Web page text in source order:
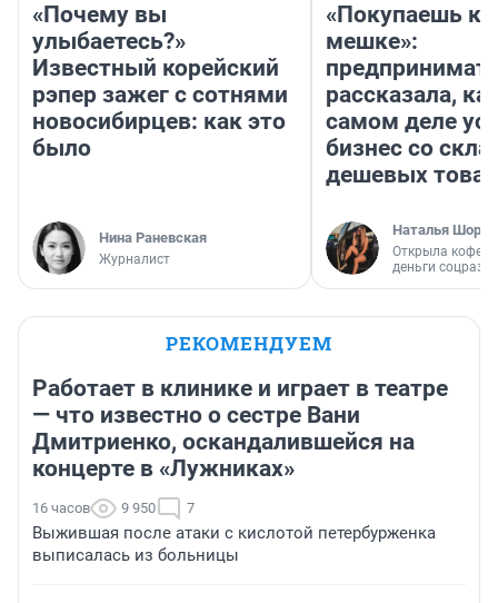
«Почему вы
улыбаетесь?»
Известный корейский
рэпер зажег с сотнями
новосибирцев: как это
было
Нина Раневская
Журналист
«Покупаешь
мешке»:
рассказала,
самом деле
бизнес со
дешевых
Наталья
Открыла
деньги
РЕКОМЕНДУЕМ
Работает в клинике и играет в театре
— что известно о сестре Вани
Дмитриенко, оскандалившейся на
концерте в «Лужниках»
16 часов 9 950 7
Выжившая после атаки с кислотой петербурженка
выписалась из больницы